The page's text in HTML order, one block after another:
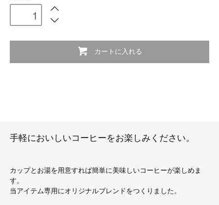
カートに入れる
手軽においしいコーヒーをお楽しみください。
カップとお湯を用意すれば簡単に美味しいコーヒーが楽しめま
す。
当アイテム専用にオリジナルブレンドをつくりました。